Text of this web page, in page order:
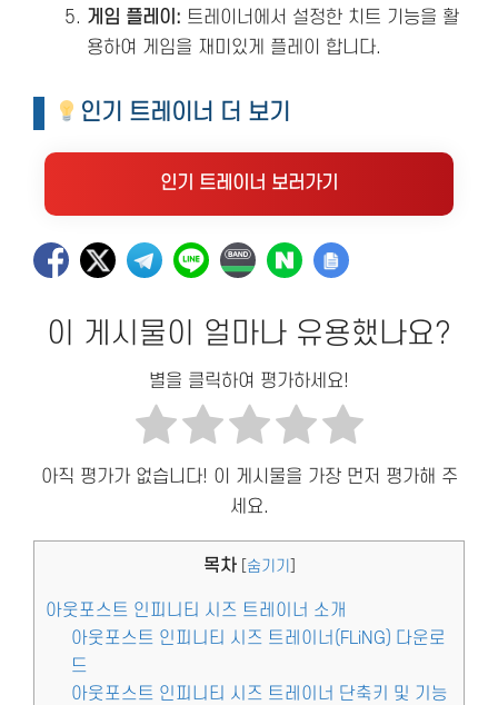
게임 플레이: 트레이너에서 설정한 치트 기능을 활
용하여 게임을 재미있게 플레이 합니다.
인기 트레이너 더 보기
인기 트레이너 보러가기
이 게시물이 얼마나 유용했나요?
별을 클릭하여 평가하세요!
아직 평가가 없습니다! 이 게시물을 가장 먼저 평가해 주
세요.
목차 숨기기
아웃포스트 인피니티 시즈 트레이너 소개
아웃포스트 인피니티 시즈 트레이너(FLiNG) 다운로
드
아웃포스트 인피니티 시즈 트레이너 단축키 및 기능